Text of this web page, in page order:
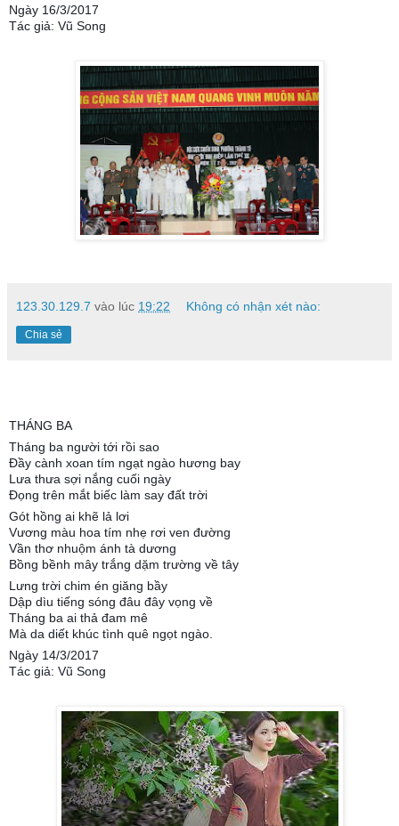
Ngày 16/3/2017
Tác giả: Vũ Song
123.30.129.7 vào lúc 19:22 Không có nhận xét nào:
Chia sẻ
THÁNG BA
Tháng ba người tới rồi sao
Đầy cành xoan tím ngạt ngào hương bay
Lưa thưa sợi nắng cuối ngày
Đọng trên mắt biếc làm say đất trời
Gót hồng ai khẽ lả lơi
Vương màu hoa tím nhẹ rơi ven đường
Vần thơ nhuộm ánh tà dương
Bồng bềnh mây trắng dặm trường về tây
Lưng trời chim én giăng bầy
Dập dìu tiếng sóng đâu đây vọng về
Tháng ba ai thả đam mê
Mà da diết khúc tình quê ngọt ngào.
Ngày 14/3/2017
Tác giả: Vũ Song